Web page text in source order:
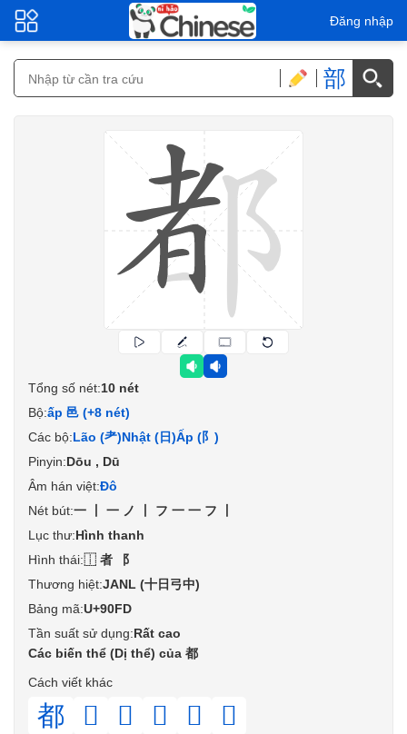
Đăng nhập
部
Tổng số nét:10 nét
Bộ:ấp 邑 (+8 nét)
Các bộ:Lão (耂)Nhật (日)Ấp (阝)
Pinyin:Dōu , Dū
Âm hán việt:Đô
Nét bút:一丨一ノ丨フ一一フ丨
Lục thư:Hình thanh
Hình thái:⿰者⻏
Thương hiệt:JANL (十日弓中)
Bảng mã:U+90FD
Tần suất sử dụng:Rất cao
Các biến thể (Dị thể) của 都
Cách viết khác
都 𨛨 𨛷 𨜁 𨜞 𨟞